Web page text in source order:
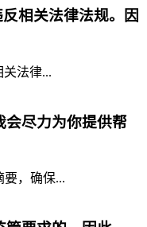
相关法律法规。因
法律...
会尽力为你提供帮
，确保...